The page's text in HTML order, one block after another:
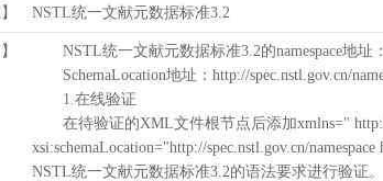
NSTL统一文献元数据标准3.2
NSTL统一文献元数据标准3.2的namespace地址
SchemaLocation地址：http://spec.nstl.gov.cn/
1.在线验证
在待验证的XML文件根节点后添加xmlns=" http://
xsi:schemaLocation="http://spec.nstl.gov.cn/
NSTL统一文献元数据标准3.2的语法要求进行验证。